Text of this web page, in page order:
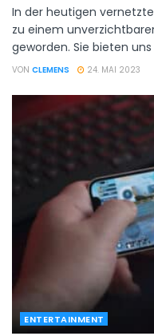
In der heutigen
zu einem
geworden. Sie bieten uns
VON CLEMENS 24. MAI 2023
ENTERTAINMENT